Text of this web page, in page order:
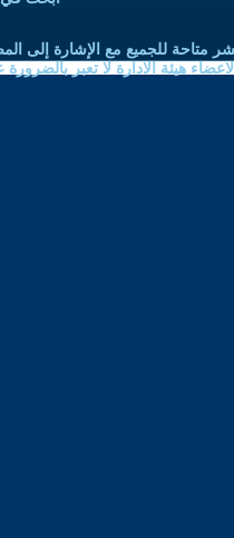
متاحة للجميع مع الإشارة إلى
هيئة الادارة لا تعبر